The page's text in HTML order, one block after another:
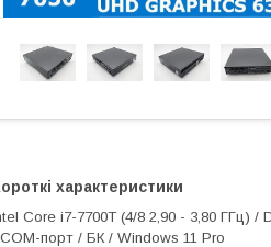
характеристики
Core i7-7700T (4/8 2,90 - 3,80 ГГц)
порт / БК / Windows 11 Pro